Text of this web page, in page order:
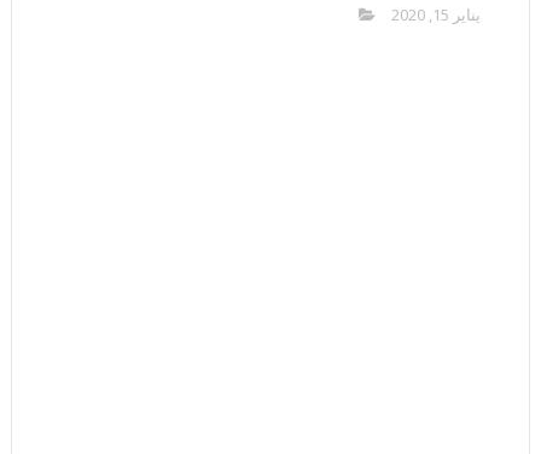
يناير 15, 2020